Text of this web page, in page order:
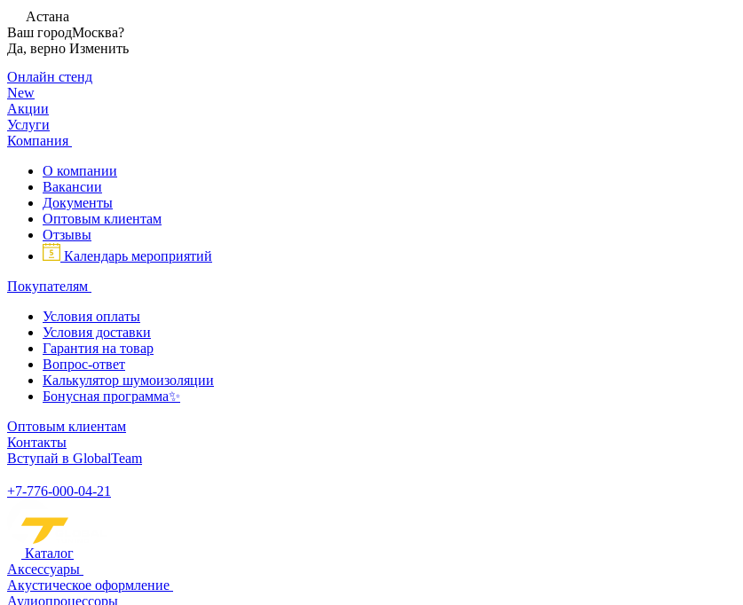
Астана
Ваш городМосква?
Да, верно Изменить
Онлайн стенд
New
Акции
Услуги
Компания
О компании
Вакансии
Документы
Оптовым клиентам
Отзывы
Календарь мероприятий
Покупателям
Условия оплаты
Условия доставки
Гарантия на товар
Вопрос-ответ
Калькулятор шумоизоляции
Бонусная программа✨
Оптовым клиентам
Контакты
Вступай в GlobalTeam
+7-776-000-04-21
Каталог
Аксессуары
Акустическое оформление
Аудиопроцессоры